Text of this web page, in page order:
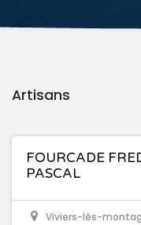
Artisans
FOURCADE
PASCAL
Viviers-lès-